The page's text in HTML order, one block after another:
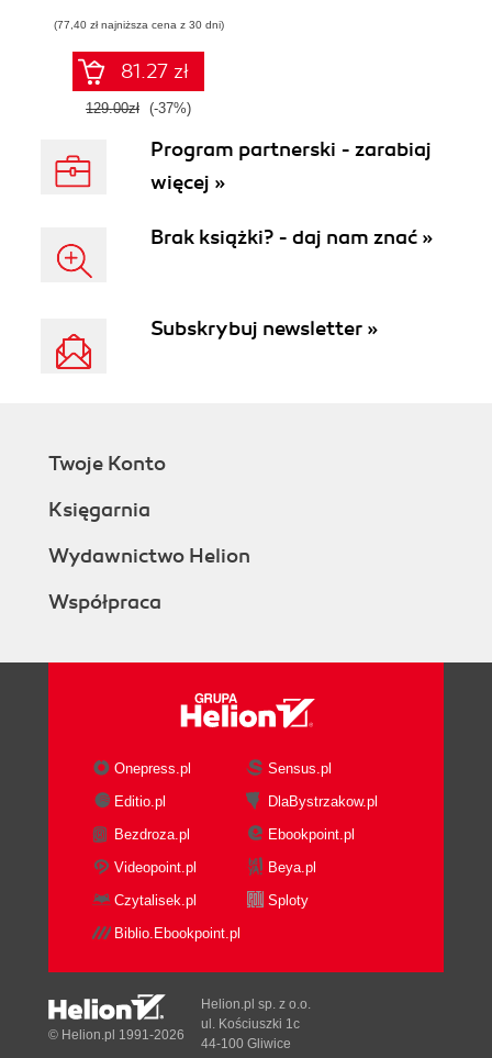
(77,40 zł najniższa cena z 30 dni)
81.27 zł
129.00zł (-37%)
Program partnerski - zarabiaj
więcej »
Brak książki? - daj nam znać »
Subskrybuj newsletter »
Twoje Konto
Księgarnia
Wydawnictwo Helion
Współpraca
Onepress.pl
Sensus.pl
Editio.pl
DlaBystrzakow.pl
Bezdroza.pl
Ebookpoint.pl
Videopoint.pl
Beya.pl
Czytalisek.pl
Sploty
Biblio.Ebookpoint.pl
© Helion.pl 1991-2026
Helion.pl sp. z o.o.
ul. Kościuszki 1c
44-100 Gliwice